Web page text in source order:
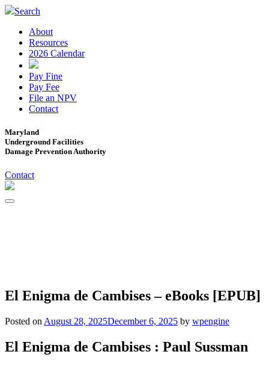
Search
About
Resources
2026 Calendar
Pay Fine
Pay Fee
File an NPV
Contact
Maryland
Underground Facilities
Damage Prevention Authority
Contact
El Enigma de Cambises – eBooks [EPUB]
Posted on August 28, 2025December 6, 2025 by wpengine
El Enigma de Cambises : Paul Sussman